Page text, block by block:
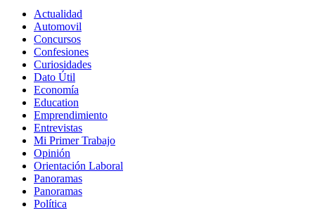
Actualidad
Automovil
Concursos
Confesiones
Curiosidades
Dato Útil
Economía
Education
Emprendimiento
Entrevistas
Mi Primer Trabajo
Opinión
Orientación Laboral
Panoramas
Panoramas
Política